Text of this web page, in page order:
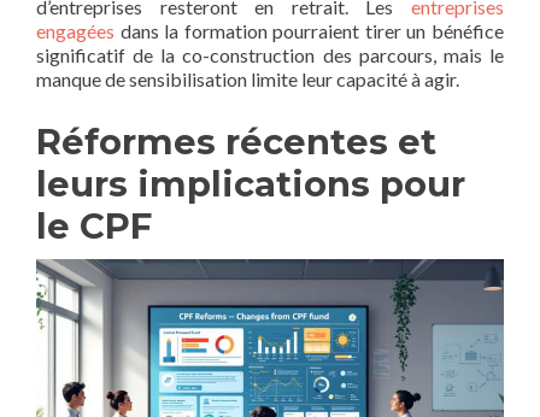
d’entreprises resteront en retrait. Les entreprises
engagées dans la formation pourraient tirer un bénéfice
significatif de la co-construction des parcours, mais le
manque de sensibilisation limite leur capacité à agir.
Réformes récentes et
leurs implications pour
le CPF